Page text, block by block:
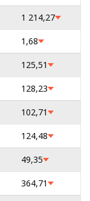
1 214,27
1,68
125,51
128,23
102,71
124,48
49,35
364,71